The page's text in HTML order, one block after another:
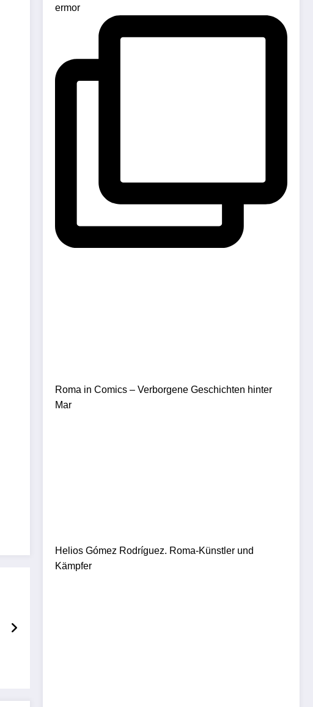
ermor
Roma in Comics – Verborgene Geschichten hinter
Mar
Helios Gómez Rodríguez. Roma-Künstler und
Kämpfer